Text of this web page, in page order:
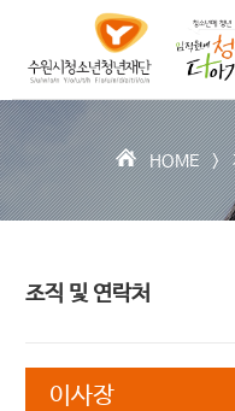
본
시
청
소
년
청
년
재
단
HOME >
조직 및 연락처
이사장